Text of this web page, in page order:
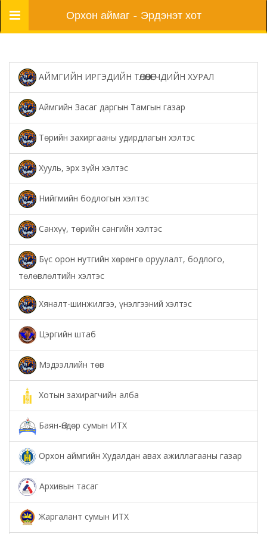
Цэс Орхон аймаг - Эрдэнэт хот
АЙМГИЙН ИРГЭДИЙН ТӨЛӨӨЛӨГЧДИЙН ХУРАЛ
Аймгийн Засаг даргын Тамгын газар
Төрийн захиргааны удирдлагын хэлтэс
Хууль, эрх зүйн хэлтэс
Нийгмийн бодлогын хэлтэс
Санхүү, төрийн сангийн хэлтэс
Бүс орон нутгийн хөрөнгө оруулалт, бодлого,
төлөвлөлтийн хэлтэс
Хяналт-шинжилгээ, үнэлгээний хэлтэс
Цэргийн штаб
Мэдээллийн төв
Хотын захирагчийн алба
Баян-Өндөр сумын ИТХ
Орхон аймгийн Худалдан авах ажиллагааны газар
Архивын тасаг
Жаргалант сумын ИТХ